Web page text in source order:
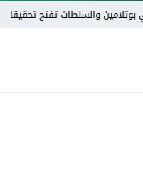
والسلطات تفتح تحقيقا